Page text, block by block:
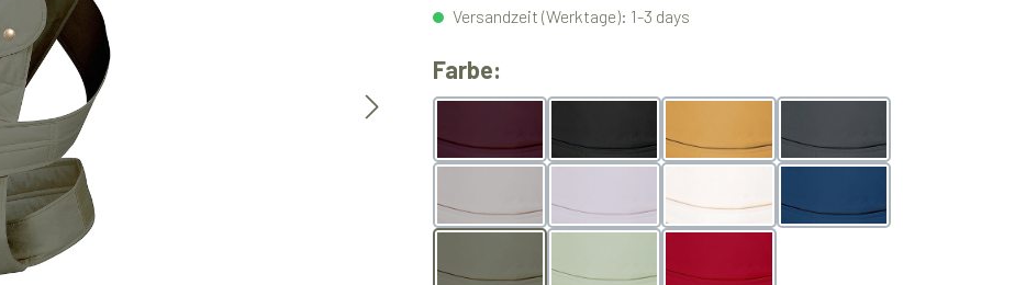
Versandzeit (Werktage): 1-3 days
Farbe:
Berry Black Butterscotch
Light Grey Natur Ocean
Olive Pistachio Rubyred